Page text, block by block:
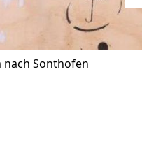
nach Sonthofen